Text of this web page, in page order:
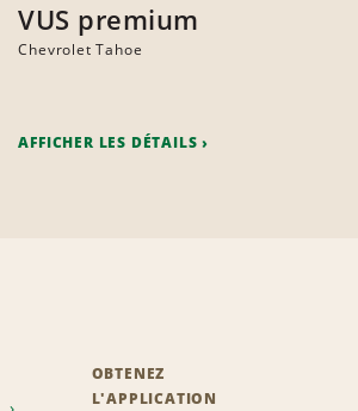
VUS premium
Chevrolet Tahoe
AFFICHER LES DÉTAILS
OBTENEZ
L'APPLICATION